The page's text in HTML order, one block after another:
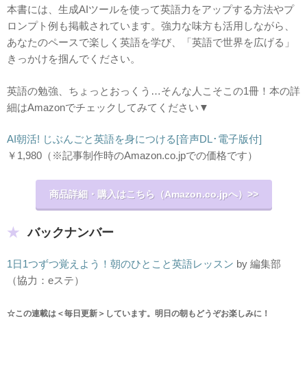
本書には、生成AIツールを使って英語力をアップする方法やプ
ロンプト例も掲載されています。強力な味方も活用しながら、
あなたのペースで楽しく英語を学び、「英語で世界を広げる」
きっかけを掴んでください。
英語の勉強、ちょっとおっくう…そんな人こそこの1冊！本の詳
細はAmazonでチェックしてみてください▼
AI朝活! じぶんごと英語を身につける[音声DL･電子版付]
￥1,980 （※記事制作時のAmazon.co.jpでの価格です）
商品詳細・購入はこちら（Amazon.co.jpへ）>>
バックナンバー
1日1つずつ覚えよう！朝のひとこと英語レッスン by 編集部
（協力：eステ）
☆この連載は＜毎日更新＞しています。明日の朝もどうぞお楽しみに！